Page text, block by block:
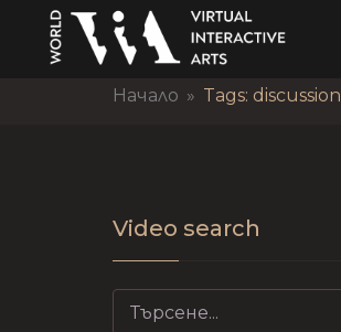
Начало » Tags: discussion
Video search
Search for: